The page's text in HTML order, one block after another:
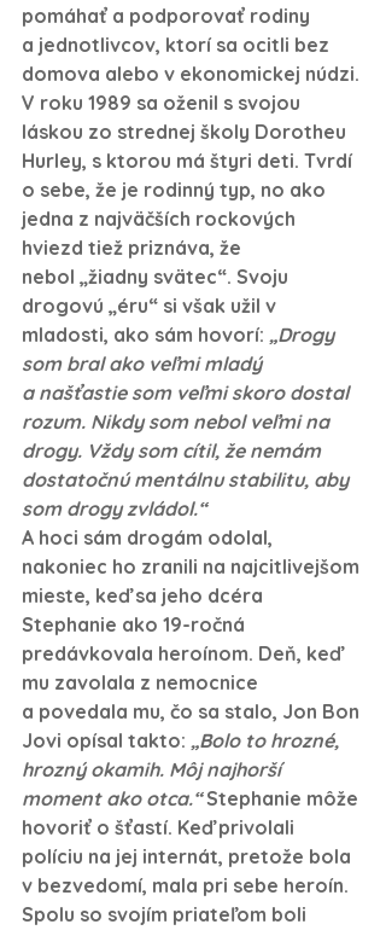
pomáhať a podporovať rodiny
a jednotlivcov, ktorí sa ocitli bez
domova alebo v ekonomickej núdzi.
V roku 1989 sa oženil s svojou
láskou zo strednej školy Dorotheu
Hurley, s ktorou má štyri deti. Tvrdí
o sebe, že je rodinný typ, no ako
jedna z najväčších rockových
hviezd tiež priznáva, že
nebol „žiadny svätec“. Svoju
drogovú „éru“ si však užil v
mladosti, ako sám hovorí: „Drogy
som bral ako veľmi mladý
a našťastie som veľmi skoro dostal
rozum. Nikdy som nebol veľmi na
drogy. Vždy som cítil, že nemám
dostatočnú mentálnu stabilitu, aby
som drogy zvládol.“
A hoci sám drogám odolal,
nakoniec ho zranili na najcitlivejšom
mieste, keď sa jeho dcéra
Stephanie ako 19-ročná
predávkovala heroínom. Deň, keď
mu zavolala z nemocnice
a povedala mu, čo sa stalo, Jon Bon
Jovi opísal takto: „Bolo to hrozné,
hrozný okamih. Môj najhorší
moment ako otca.“ Stephanie môže
hovoriť o šťastí. Keď privolali
políciu na jej internát, pretože bola
v bezvedomí, mala pri sebe heroín.
Spolu so svojím priateľom boli